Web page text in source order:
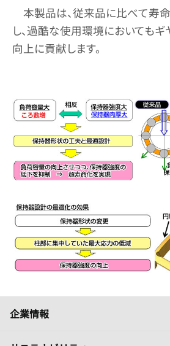
本製品は、従来品に比べて寿
し、過酷な使用環境においても
向上に貢献します。
企業情報